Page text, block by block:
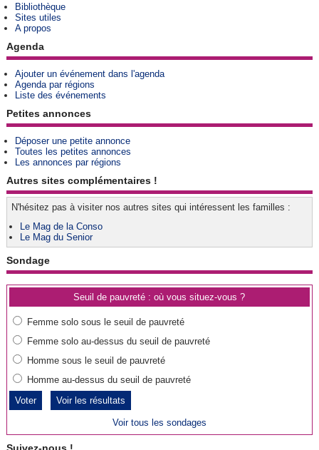
Bibliothèque
Sites utiles
A propos
Agenda
Ajouter un événement dans l'agenda
Agenda par régions
Liste des événements
Petites annonces
Déposer une petite annonce
Toutes les petites annonces
Les annonces par régions
Autres sites complémentaires !
N'hésitez pas à visiter nos autres sites qui intéressent les familles :
Le Mag de la Conso
Le Mag du Senior
Sondage
Seuil de pauvreté : où vous situez-vous ?
Femme solo sous le seuil de pauvreté
Femme solo au-dessus du seuil de pauvreté
Homme sous le seuil de pauvreté
Homme au-dessus du seuil de pauvreté
Voir les résultats
Voir tous les sondages
Suivez-nous !